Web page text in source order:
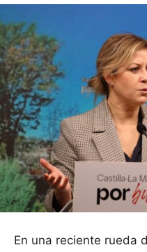
En una reciente rueda